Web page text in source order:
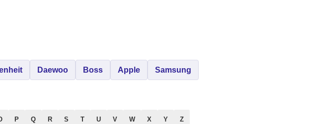
Daewoo Boss Apple Samsung
P Q R S T U V W X Y Z